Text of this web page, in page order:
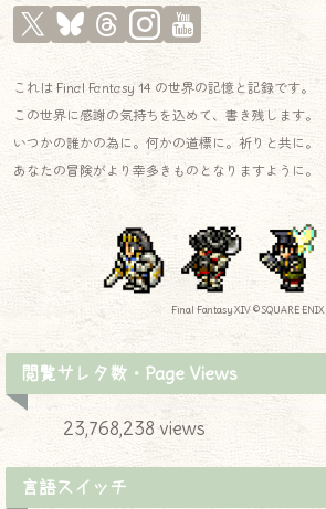
これは Final Fantasy 14 の世界の記憶と記録です。
この世界に感謝の気持ちを込めて、書き残します。
いつかの誰かの為に。何かの道標に。祈りと共に。
あなたの冒険がより幸多きものとなりますように。
Final Fantasy XIV © SQUARE ENIX
閲覧サレタ数・Page Views
23,768,238 views
言語スイッチ